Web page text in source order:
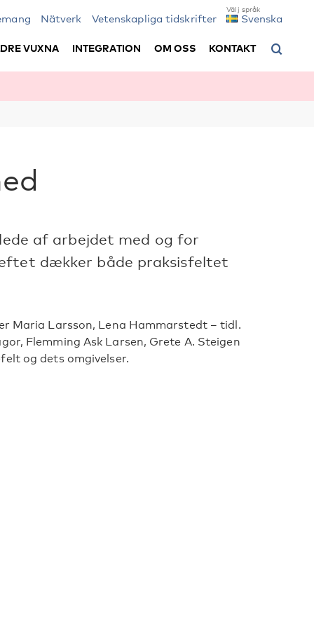
Nätverk Vetenskapliga tidskrifter Svenska
VUXNA INTEGRATION OM OSS KONTAKT
af arbejdet med og for
dækker både praksisfeltet
Maria Larsson, Lena Hammarstedt – tidl.
Flemming Ask Larsen, Grete A. Steigen
og dets omgivelser.